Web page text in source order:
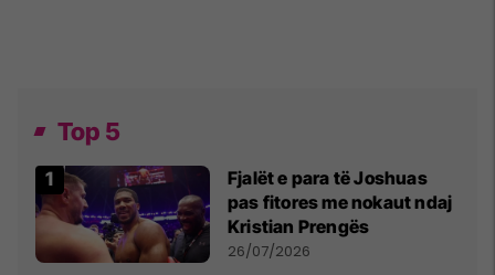
Top 5
Fjalët e para të Joshuas
pas fitores me nokaut ndaj
Kristian Prengës
26/07/2026